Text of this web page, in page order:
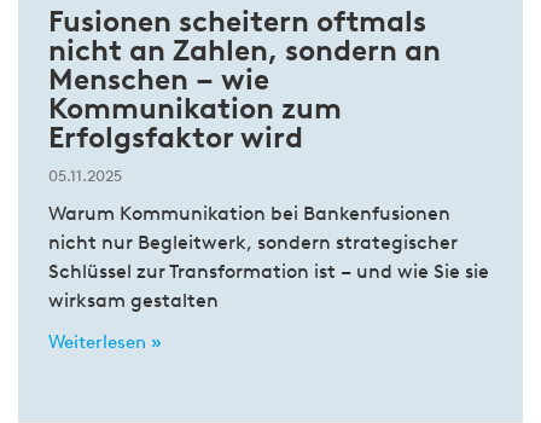
Fusionen scheitern oftmals
nicht an Zahlen, sondern an
Menschen – wie
Kommunikation zum
Erfolgsfaktor wird
05.11.2025
Warum Kommunikation bei Bankenfusionen
nicht nur Begleitwerk, sondern strategischer
Schlüssel zur Transformation ist – und wie Sie sie
wirksam gestalten
Weiterlesen »